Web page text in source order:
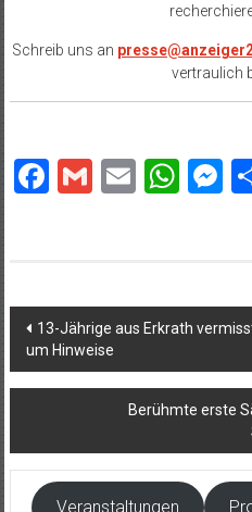
Schreib uns an
vertraulich
Facebook
Gmail
Email
13-Jährige aus Erkrath
um Hinweise
Berühmte erste
Veranstaltungen